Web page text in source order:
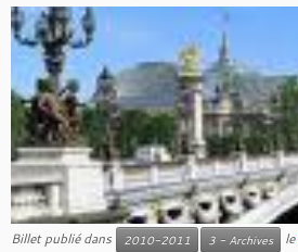
Billet publié dans 2010-2011 3 - Archives le